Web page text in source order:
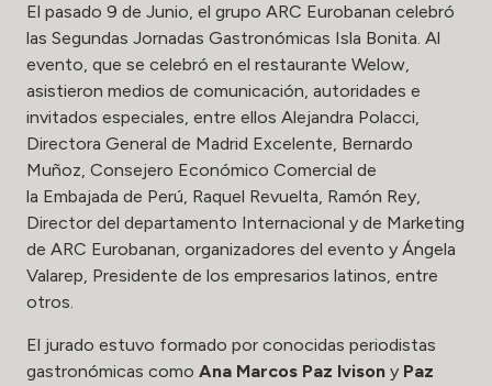
El pasado 9 de Junio, el grupo ARC Eurobanan celebró
las Segundas Jornadas Gastronómicas Isla Bonita. Al
evento, que se celebró en el restaurante Welow,
asistieron medios de comunicación, autoridades e
invitados especiales, entre ellos Alejandra Polacci,
Directora General de Madrid Excelente, Bernardo
Muñoz, Consejero Económico Comercial de
la Embajada de Perú, Raquel Revuelta, Ramón Rey,
Director del departamento Internacional y de Marketing
de ARC Eurobanan, organizadores del evento y Ángela
Valarep, Presidente de los empresarios latinos, entre
otros.
El jurado estuvo formado por conocidas periodistas
gastronómicas como Ana Marcos Paz Ivison y Paz